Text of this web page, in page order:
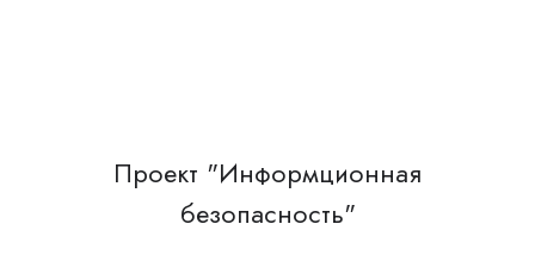
Проект "Информционная
безопасность"